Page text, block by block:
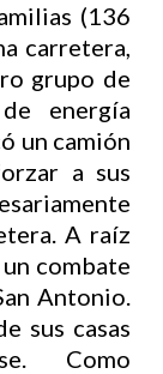
(136
carretera,
grupo de
energía
un camión
a sus
A raíz
combate
Antonio.
sus casas
Como